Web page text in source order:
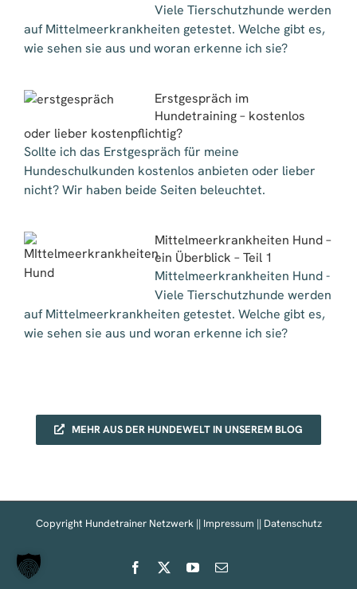
Viele Tierschutzhunde werden
auf Mittelmeerkrankheiten getestet. Welche gibt es,
wie sehen sie aus und woran erkenne ich sie?
Erstgespräch im
Hundetraining – kostenlos
oder lieber kostenpflichtig?
Sollte ich das Erstgespräch für meine
Hundeschulkunden kostenlos anbieten oder lieber
nicht? Wir haben beide Seiten beleuchtet.
Mittelmeerkrankheiten Hund –
ein Überblick – Teil 1
Mittelmeerkrankheiten Hund -
Viele Tierschutzhunde werden
auf Mittelmeerkrankheiten getestet. Welche gibt es,
wie sehen sie aus und woran erkenne ich sie?
MEHR AUS DER HUNDEWELT IN UNSEREM BLOG
Copyright Hundetrainer Netzwerk || Impressum || Datenschutz
Facebook YouTube
E-